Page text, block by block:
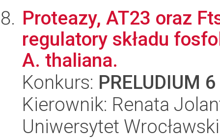
Proteazy, AT23 oraz
regulatory składu
A. thaliana.
Konkurs: PRELUDIUM 6
Kierownik: Renata
Uniwersytet